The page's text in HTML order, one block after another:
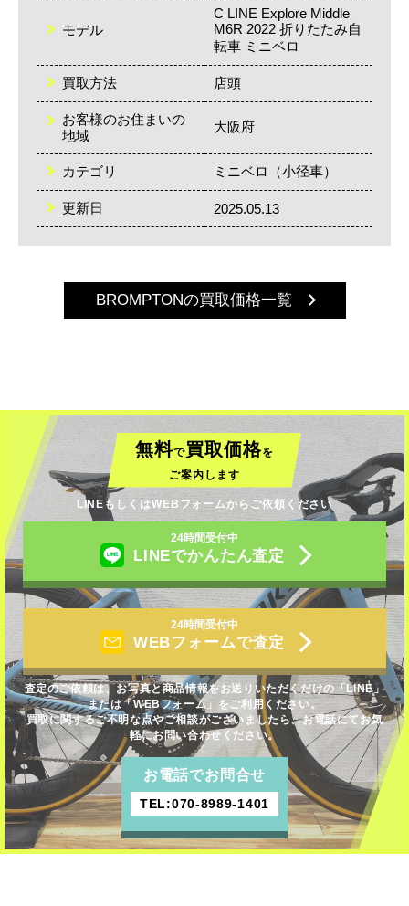
モデル
C LINE Explore Middle
M6R 2022 折りたたみ自
転車 ミニベロ
買取方法 店頭
お客様のお住まいの
地域
大阪府
カテゴリ ミニベロ（小径車）
更新日 2025.05.13
BROMPTONの買取価格一覧
無料で買取価格を
ご案内します
LINEもしくはWEBフォームからご依頼ください
24時間受付中
LINEでかんたん査定
24時間受付中
WEBフォームで査定
査定のご依頼は、お写真と商品情報をお送りいただくだけの「LINE」
または「WEBフォーム」をご利用ください。
買取に関するご不明な点やご相談がございましたら、お電話にてお気
軽にお問い合わせください。
お電話でお問合せ
TEL:070-8989-1401